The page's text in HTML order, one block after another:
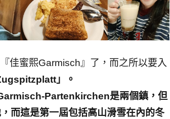
佳蜜熙Garmisch』了，而之所以要入
」。
Partenkirchen是兩個鎮，但
而這是第一屆包括高山滑雪在內的冬